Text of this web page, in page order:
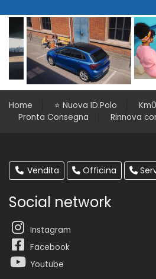
Home ⭐️ Nuova ID.Polo
Km0
Pronta Consegna
Rinnova
Vendita Officina
Social network
Instagram
Facebook
Youtube